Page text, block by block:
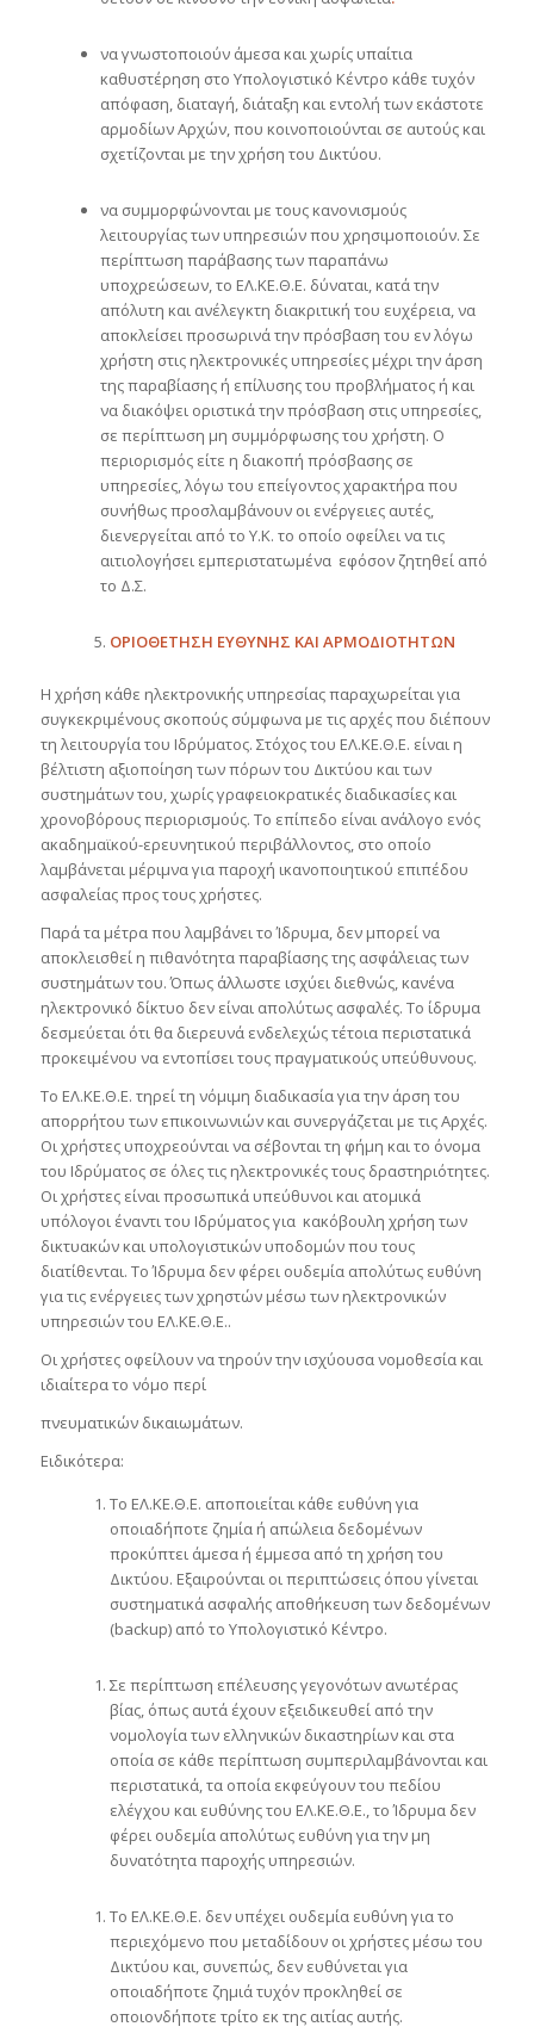
να γνωστοποιούν άμεσα και χωρίς υπαίτια
καθυστέρηση στο Υπολογιστικό Κέντρο κάθε τυχόν
απόφαση, διαταγή, διάταξη και εντολή των εκάστοτε
αρμοδίων Αρχών, που κοινοποιούνται σε αυτούς και
σχετίζονται με την χρήση του Δικτύου.
να συμμορφώνονται με τους κανονισμούς
λειτουργίας των υπηρεσιών που χρησιμοποιούν. Σε
περίπτωση παράβασης των παραπάνω
υποχρεώσεων, το ΕΛ.ΚΕ.Θ.Ε. δύναται, κατά την
απόλυτη και ανέλεγκτη διακριτική του ευχέρεια, να
αποκλείσει προσωρινά την πρόσβαση του εν λόγω
χρήστη στις ηλεκτρονικές υπηρεσίες μέχρι την άρση
της παραβίασης ή επίλυσης του προβλήματος ή και
να διακόψει οριστικά την πρόσβαση στις υπηρεσίες,
σε περίπτωση μη συμμόρφωσης του χρήστη. Ο
περιορισμός είτε η διακοπή πρόσβασης σε
υπηρεσίες, λόγω του επείγοντος χαρακτήρα που
συνήθως προσλαμβάνουν οι ενέργειες αυτές,
διενεργείται από το Υ.Κ. το οποίο οφείλει να τις
αιτιολογήσει εμπεριστατωμένα εφόσον ζητηθεί από
το Δ.Σ.
ΟΡΙΟΘΕΤΗΣΗ ΕΥΘΥΝΗΣ ΚΑΙ ΑΡΜΟΔΙΟΤΗΤΩΝ
Η χρήση κάθε ηλεκτρονικής υπηρεσίας παραχωρείται για
συγκεκριμένους σκοπούς σύμφωνα με τις αρχές που διέπουν
τη λειτουργία του Ιδρύματος. Στόχος του ΕΛ.ΚΕ.Θ.Ε. είναι η
βέλτιστη αξιοποίηση των πόρων του Δικτύου και των
συστημάτων του, χωρίς γραφειοκρατικές διαδικασίες και
χρονοβόρους περιορισμούς. Το επίπεδο είναι ανάλογο ενός
ακαδημαϊκού-ερευνητικού περιβάλλοντος, στο οποίο
λαμβάνεται μέριμνα για παροχή ικανοποιητικού επιπέδου
ασφαλείας προς τους χρήστες.
Παρά τα μέτρα που λαμβάνει το Ίδρυμα, δεν μπορεί να
αποκλεισθεί η πιθανότητα παραβίασης της ασφάλειας των
συστημάτων του. Όπως άλλωστε ισχύει διεθνώς, κανένα
ηλεκτρονικό δίκτυο δεν είναι απολύτως ασφαλές. Το ίδρυμα
δεσμεύεται ότι θα διερευνά ενδελεχώς τέτοια περιστατικά
προκειμένου να εντοπίσει τους πραγματικούς υπεύθυνους.
Το ΕΛ.ΚΕ.Θ.Ε. τηρεί τη νόμιμη διαδικασία για την άρση του
απορρήτου των επικοινωνιών και συνεργάζεται με τις Αρχές.
Οι χρήστες υποχρεούνται να σέβονται τη φήμη και το όνομα
του Ιδρύματος σε όλες τις ηλεκτρονικές τους δραστηριότητες.
Οι χρήστες είναι προσωπικά υπεύθυνοι και ατομικά
υπόλογοι έναντι του Ιδρύματος για κακόβουλη χρήση των
δικτυακών και υπολογιστικών υποδομών που τους
διατίθενται. Το Ίδρυμα δεν φέρει ουδεμία απολύτως ευθύνη
για τις ενέργειες των χρηστών μέσω των ηλεκτρονικών
υπηρεσιών του ΕΛ.ΚΕ.Θ.Ε..
Οι χρήστες οφείλουν να τηρούν την ισχύουσα νομοθεσία και
ιδιαίτερα το νόμο περί
πνευματικών δικαιωμάτων.
Ειδικότερα:
Το ΕΛ.ΚΕ.Θ.Ε. αποποιείται κάθε ευθύνη για
οποιαδήποτε ζημία ή απώλεια δεδομένων
προκύπτει άμεσα ή έμμεσα από τη χρήση του
Δικτύου. Εξαιρούνται οι περιπτώσεις όπου γίνεται
συστηματικά ασφαλής αποθήκευση των δεδομένων
(backup) από το Υπολογιστικό Κέντρο.
Σε περίπτωση επέλευσης γεγονότων ανωτέρας
βίας, όπως αυτά έχουν εξειδικευθεί από την
νομολογία των ελληνικών δικαστηρίων και στα
οποία σε κάθε περίπτωση συμπεριλαμβάνονται και
περιστατικά, τα οποία εκφεύγουν του πεδίου
ελέγχου και ευθύνης του ΕΛ.ΚΕ.Θ.Ε., το Ίδρυμα δεν
φέρει ουδεμία απολύτως ευθύνη για την μη
δυνατότητα παροχής υπηρεσιών.
Το ΕΛ.ΚΕ.Θ.Ε. δεν υπέχει ουδεμία ευθύνη για το
περιεχόμενο που μεταδίδουν οι χρήστες μέσω του
Δικτύου και, συνεπώς, δεν ευθύνεται για
οποιαδήποτε ζημιά τυχόν προκληθεί σε
οποιονδήποτε τρίτο εκ της αιτίας αυτής.